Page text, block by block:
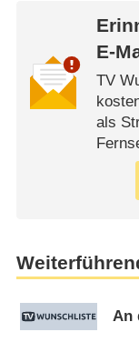
E-
TV
als
An